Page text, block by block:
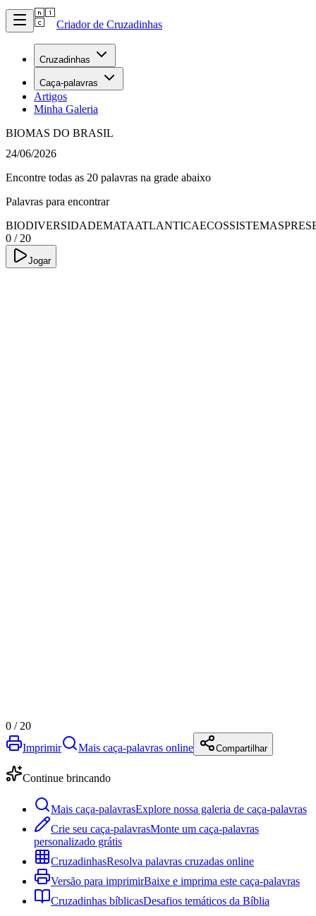
Criador de Cruzadinhas
Cruzadinhas
Caça-palavras
Artigos
Minha Galeria
BIOMAS DO BRASIL
24/06/2026
Encontre todas as 20 palavras na grade abaixo
Palavras para encontrar
BIODIVERSIDADEMATAATLANTICAECOSSISTEMAS
0 / 20
Jogar
0 / 20
Imprimir
Mais caça-palavras online Compartilhar
Continue brincando
Mais caça-palavrasExplore nossa galeria de caça-palavras
Crie seu caça-palavrasMonte um caça-palavras
personalizado grátis
CruzadinhasResolva palavras cruzadas online
Versão para imprimirBaixe e imprima este caça-palavras
Cruzadinhas bíblicasDesafios temáticos da Bíblia